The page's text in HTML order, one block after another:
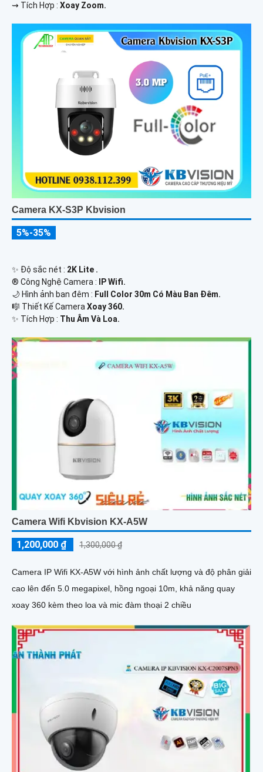
️⇝ Tích Hợp : Xoay Zoom.
Camera KX-S3P Kbvision
5%-35%
✨ Độ sắc nét : 2K Lite .
®️ Công Nghệ Camera :
IP Wifi.
🌙 Hình ảnh ban đêm : Full Color 30m Có Màu Ban Ðêm.
🎼️ Thiết Kế Camera Xoay 360.
️✨ Tích Hợp : Thu Âm Và Loa.
Camera Wifi Kbvision KX-A5W
1,200,000 ₫ 1,300,000 ₫
Camera IP Wifi KX-A5W với hình ảnh chất lượng và độ phân giải
cao lên đến 5.0 megapixel, hồng ngoại 10m, khả năng quay
xoay 360 kèm theo loa và mic đàm thoại 2 chiều